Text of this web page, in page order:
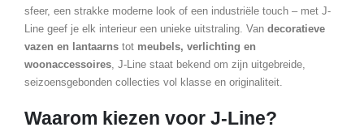
sfeer, een strakke moderne look of een industriële touch – met J-
Line geef je elk interieur een unieke uitstraling. Van decoratieve
vazen en lantaarns tot meubels, verlichting en
woonaccessoires , J-Line staat bekend om zijn uitgebreide,
seizoensgebonden collecties vol klasse en originaliteit.
Waarom kiezen voor J-Line?